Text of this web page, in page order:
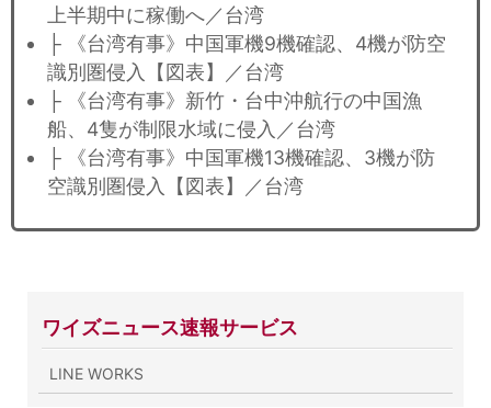
上半期中に稼働へ／台湾
├ 《台湾有事》中国軍機9機確認、4機が防空
識別圏侵入【図表】／台湾
├ 《台湾有事》新竹・台中沖航行の中国漁
船、4隻が制限水域に侵入／台湾
├ 《台湾有事》中国軍機13機確認、3機が防
空識別圏侵入【図表】／台湾
ワイズニュース速報サービス
LINE WORKS